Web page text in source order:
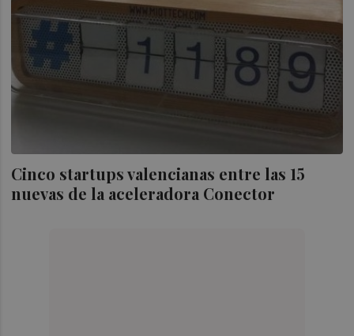
Cinco startups valencianas entre las 15
nuevas de la aceleradora Conector